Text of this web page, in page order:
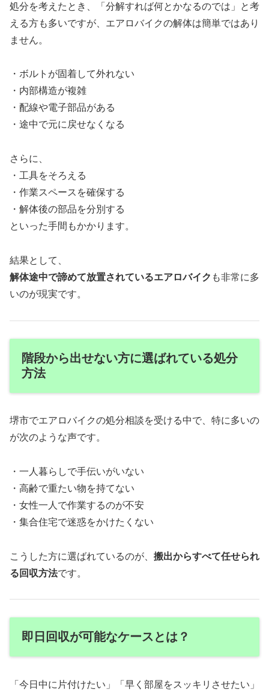
処分を考えたとき、「分解すれば何とかなるのでは」と考
える方も多いですが、エアロバイクの解体は簡単ではあり
ません。
・ボルトが固着して外れない
・内部構造が複雑
・配線や電子部品がある
・途中で元に戻せなくなる
さらに、
・工具をそろえる
・作業スペースを確保する
・解体後の部品を分別する
といった手間もかかります。
結果として、
解体途中で諦めて放置されているエアロバイク も非常に多
いのが現実です。
階段から出せない方に選ばれている処分
方法
堺市でエアロバイクの処分相談を受ける中で、特に多いの
が次のような声です。
・一人暮らしで手伝いがいない
・高齢で重たい物を持てない
・女性一人で作業するのが不安
・集合住宅で迷惑をかけたくない
こうした方に選ばれているのが、 搬出からすべて任せられ
る回収方法です。
即日回収が可能なケースとは？
「今日中に片付けたい」「早く部屋をスッキリさせたい」